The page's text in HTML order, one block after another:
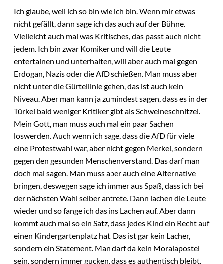
Ich glaube, weil ich so bin wie ich bin. Wenn mir etwas
nicht gefällt, dann sage ich das auch auf der Bühne.
Vielleicht auch mal was Kritisches, das passt auch nicht
jedem. Ich bin zwar Komiker und will die Leute
entertainen und unterhalten, will aber auch mal gegen
Erdogan, Nazis oder die AfD schießen. Man muss aber
nicht unter die Gürtellinie gehen, das ist auch kein
Niveau. Aber man kann ja zumindest sagen, dass es in der
Türkei bald weniger Kritiker gibt als Schweineschnitzel.
Mein Gott, man muss auch mal ein paar Sachen
loswerden. Auch wenn ich sage, dass die AfD für viele
eine Protestwahl war, aber nicht gegen Merkel, sondern
gegen den gesunden Menschenverstand. Das darf man
doch mal sagen. Man muss aber auch eine Alternative
bringen, deswegen sage ich immer aus Spaß, dass ich bei
der nächsten Wahl selber antrete. Dann lachen die Leute
wieder und so fange ich das ins Lachen auf. Aber dann
kommt auch mal so ein Satz, dass jedes Kind ein Recht auf
einen Kindergartenplatz hat. Das ist gar kein Lacher,
sondern ein Statement. Man darf da kein Moralapostel
sein, sondern immer gucken, dass es authentisch bleibt.